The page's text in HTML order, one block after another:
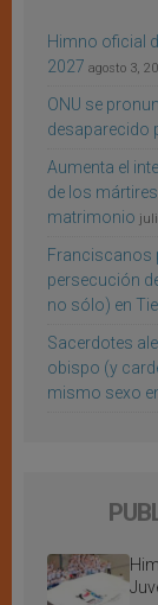
Himno oficial
2027 agosto 3,
ONU se
desaparecido
Aumenta el
de los
matrimonio
Franciscanos
persecución
no sólo) en
Sacerdotes
obispo (y
mismo sexo